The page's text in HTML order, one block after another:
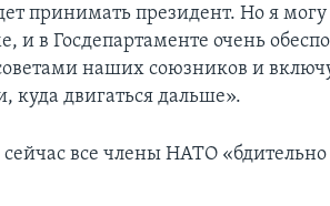
принимать президент. Но я могу
и в Госдепартаменте очень
наших союзников и
куда двигаться дальше».
все члены НАТО «бдительно